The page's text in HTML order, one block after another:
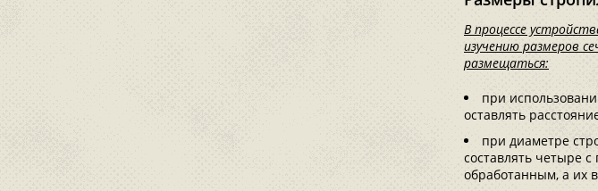
В процессе
изучению размеров
размещаться:
при
оставлять
при диаметре
составлять четыре
обработанным, а их